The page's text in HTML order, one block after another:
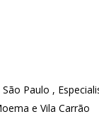
Paulo ,
e Vila Carrão